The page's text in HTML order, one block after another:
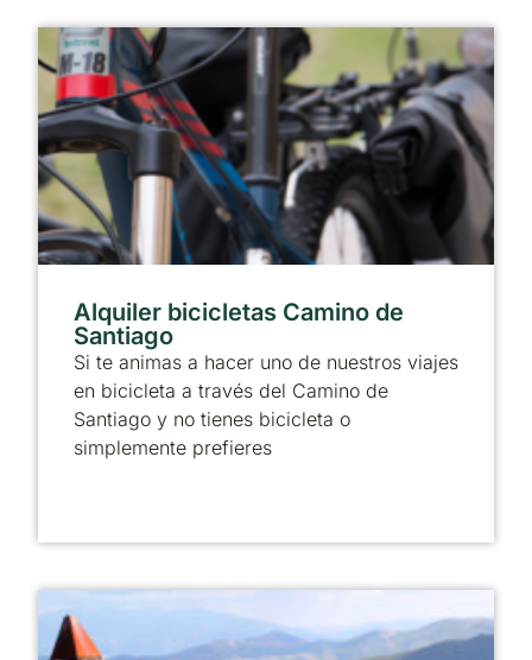
Alquiler bicicletas Camino de
Santiago
Si te animas a hacer uno de nuestros viajes
en bicicleta a través del Camino de
Santiago y no tienes bicicleta o
simplemente prefieres